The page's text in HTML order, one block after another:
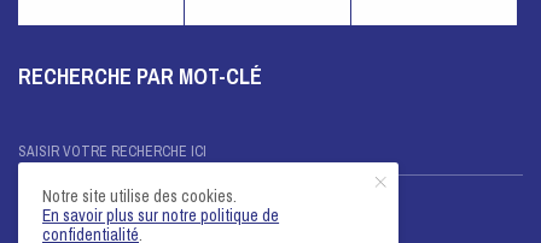
RECHERCHE PAR MOT-CLÉ
Notre site utilise des cookies.
En savoir plus sur notre politique de
confidentialité.